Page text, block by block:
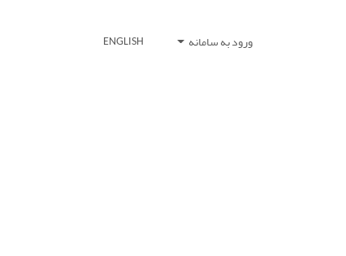
ورود به سامانه ENGLISH